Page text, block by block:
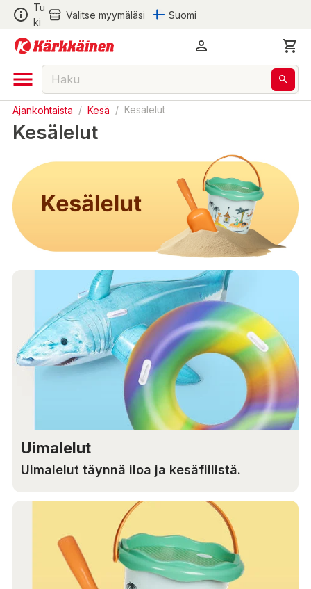
Tu
ki
Valitse myymäläsi Suomi
Ajankohtaista / Kesä / Kesälelut
Kesälelut
Uimalelut
Uimalelut täynnä iloa ja kesäfiilistä.